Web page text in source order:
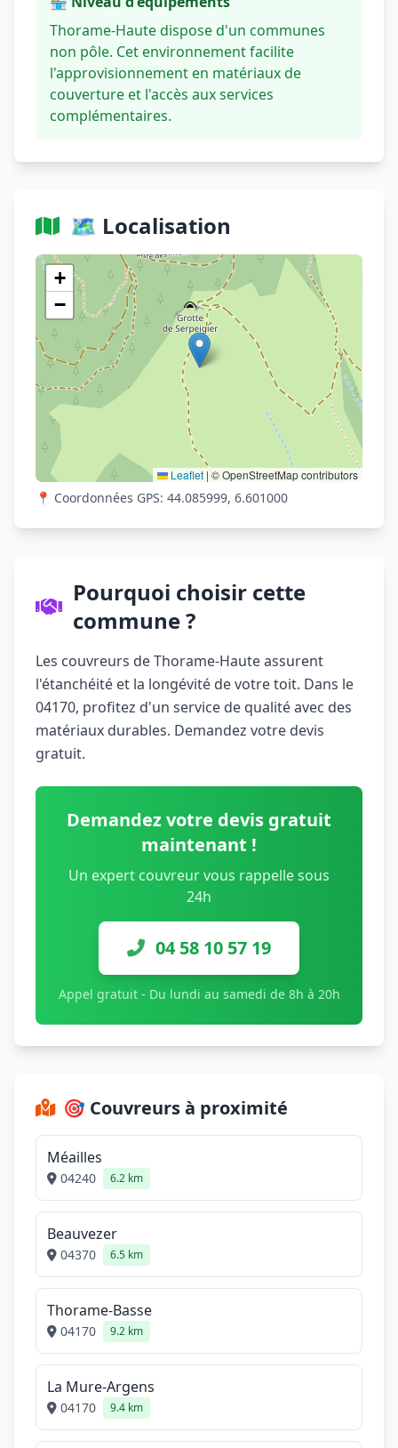
Thorame-Haute dispose d'un communes
non pôle. Cet environnement facilite
l'approvisionnement en matériaux de
couverture et l'accès aux services
complémentaires.
🗺️ Localisation
+
−
Leaflet |© OpenStreetMap contributors
Voir sur OpenStreetMap
📍 Coordonnées GPS: 44.085999, 6.601000
Pourquoi choisir cette
commune ?
Les couvreurs de Thorame-Haute assurent
l'étanchéité et la longévité de votre toit. Dans le
04170, profitez d'un service de qualité avec des
matériaux durables. Demandez votre devis
gratuit.
Demandez votre devis gratuit
maintenant !
Un expert couvreur vous rappelle sous
24h
04 58 10 57 19
Appel gratuit - Du lundi au samedi de 8h à 20h
🎯 Couvreurs à proximité
Méailles
04240 6.2 km
Beauvezer
04370 6.5 km
Thorame-Basse
04170 9.2 km
La Mure-Argens
04170 9.4 km